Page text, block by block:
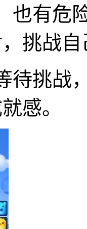
也有危
挑战
待挑战
感。